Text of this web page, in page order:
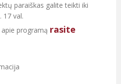
paraiškas galite teikti iki
17 val.
programą rasite